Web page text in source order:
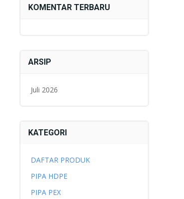
KOMENTAR TERBARU
ARSIP
Juli 2026
KATEGORI
DAFTAR PRODUK
PIPA HDPE
PIPA PEX